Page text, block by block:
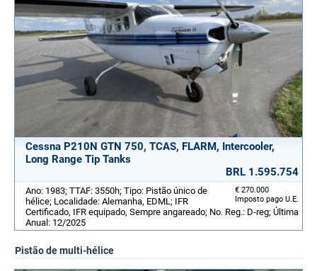
Cessna P210N GTN 750, TCAS, FLARM, Intercooler,
Long Range Tip Tanks
BRL 1.595.754
€ 270.000
Imposto pago U.E.
Ano: 1983; TTAF: 3550h; Tipo: Pistão único de
hélice; Localidade: Alemanha, EDML; IFR
Certificado, IFR equipado, Sempre angareado; No. Reg.: D-reg; Última
Anual: 12/2025
Pistão de multi-hélice